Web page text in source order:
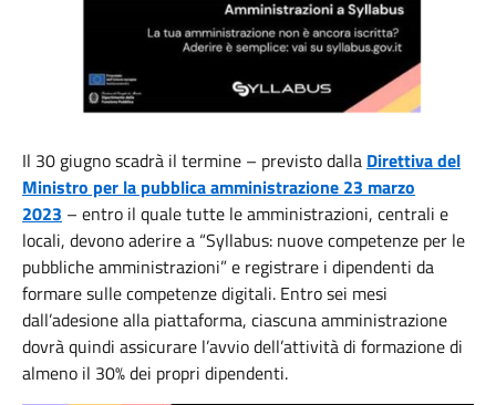
Il 30 giugno scadrà il termine – previsto dalla Direttiva del
Ministro per la pubblica amministrazione 23 marzo
2023 – entro il quale tutte le amministrazioni, centrali e
locali, devono aderire a “Syllabus: nuove competenze per le
pubbliche amministrazioni” e registrare i dipendenti da
formare sulle competenze digitali. Entro sei mesi
dall’adesione alla piattaforma, ciascuna amministrazione
dovrà quindi assicurare l’avvio dell’attività di formazione di
almeno il 30% dei propri dipendenti.